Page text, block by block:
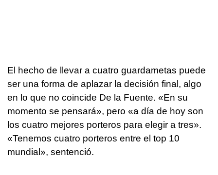
El hecho de llevar a cuatro guardametas puede
ser una forma de aplazar la decisión final, algo
en lo que no coincide De la Fuente. «En su
momento se pensará», pero «a día de hoy son
los cuatro mejores porteros para elegir a tres».
«Tenemos cuatro porteros entre el top 10
mundial», sentenció.